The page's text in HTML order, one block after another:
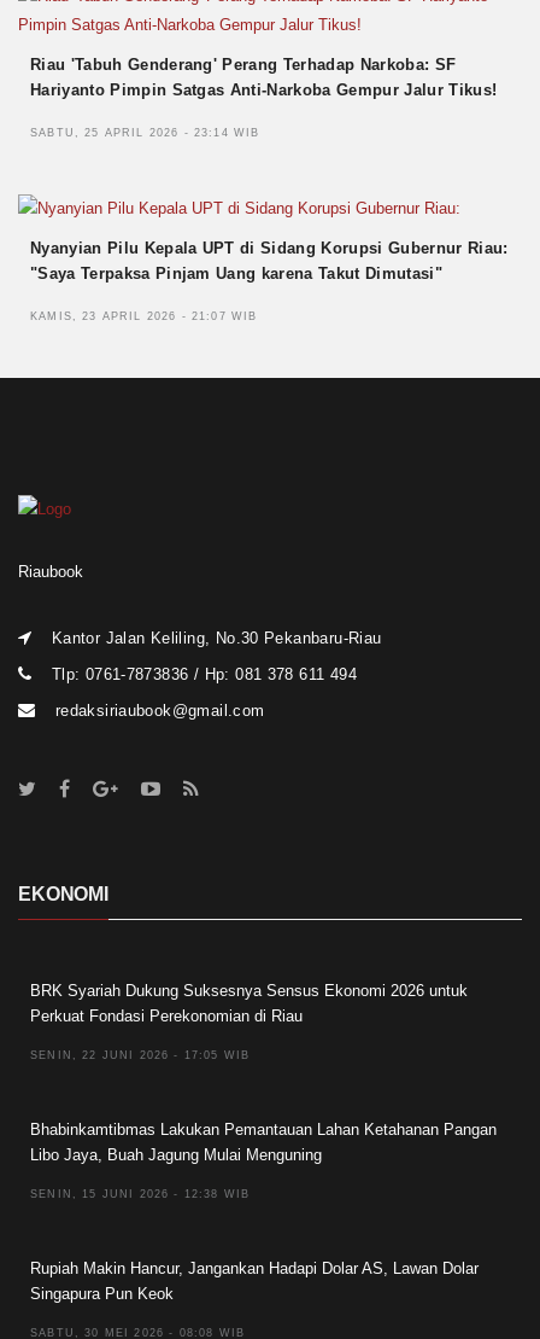
Riau 'Tabuh Genderang' Perang Terhadap Narkoba: SF
Hariyanto Pimpin Satgas Anti-Narkoba Gempur Jalur Tikus!
SABTU, 25 APRIL 2026 - 23:14 WIB
Nyanyian Pilu Kepala UPT di Sidang Korupsi Gubernur Riau:
"Saya Terpaksa Pinjam Uang karena Takut Dimutasi"
KAMIS, 23 APRIL 2026 - 21:07 WIB
Riaubook
Kantor Jalan Keliling, No.30 Pekanbaru-Riau
Tlp: 0761-7873836 / Hp: 081 378 611 494
redaksiriaubook@gmail.com
EKONOMI
BRK Syariah Dukung Suksesnya Sensus Ekonomi 2026 untuk
Perkuat Fondasi Perekonomian di Riau
SENIN, 22 JUNI 2026 - 17:05 WIB
Bhabinkamtibmas Lakukan Pemantauan Lahan Ketahanan Pangan
Libo Jaya, Buah Jagung Mulai Menguning
SENIN, 15 JUNI 2026 - 12:38 WIB
Rupiah Makin Hancur, Jangankan Hadapi Dolar AS, Lawan Dolar
Singapura Pun Keok
SABTU, 30 MEI 2026 - 08:08 WIB